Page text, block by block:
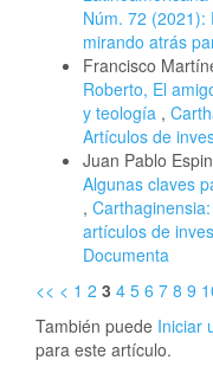
Núm. 72 (2021):
mirando atrás
Francisco
Roberto, El
y teología ,
Artículos de
Juan Pablo
Algunas claves
,
artículos de
Documenta
<< < 1 2 3 4 5 6 7 8 9
También puede Iniciar
para este artículo.